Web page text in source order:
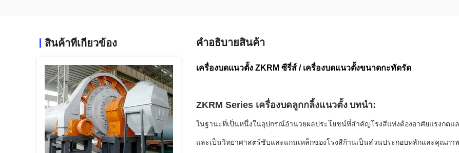
สินค้าที่เกี่ยวข้อง คําอธิบายสินค้า
เครื่องบดแนวตั้ง ZKRM ซีรี่ส์ / เครื่องบดแนวตั้งขนาดกะทัดรัด
ZKRM Series เครื่องบดลูกกลิ้งแนวตั้ง บทนำ:
ในฐานะที่เป็นหนึ่งในอุปกรณ์อำนวยผลประโยชน์ที่สำคัญโรงสีแท่งต้องอาศัยแรงกดแ
และเป็นวิทยาศาสตร์ซับและแกนเหล็กของโรงสีก้านเป็นส่วนประกอบหลักและคุณภ